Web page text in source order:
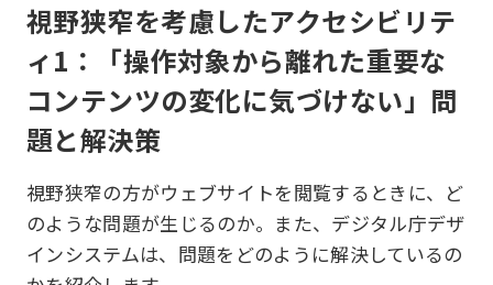
視野狭窄を考慮したアクセシビリテ
ィ1：「操作対象から離れた重要な
コンテンツの変化に気づけない」問
題と解決策
視野狭窄の方がウェブサイトを閲覧するときに、ど
のような問題が生じるのか。また、デジタル庁デザ
インシステムは、問題をどのように解決しているの